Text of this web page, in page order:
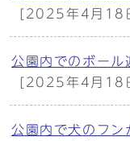
[2025年4月18
公園内でのボール
[2025年4月18
公園内で犬のフン